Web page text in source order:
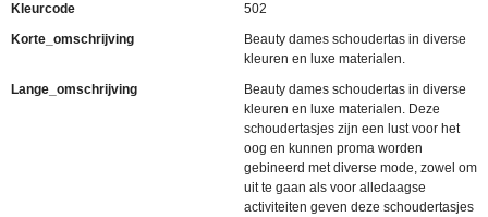
Kleurcode
502
Korte_omschrijving
Beauty dames schoudertas in diverse
kleuren en luxe materialen.
Lange_omschrijving
Beauty dames schoudertas in diverse
kleuren en luxe materialen. Deze
schoudertasjes zijn een lust voor het
oog en kunnen proma worden
gebineerd met diverse mode, zowel om
uit te gaan als voor alledaagse
activiteiten geven deze schoudertasjes